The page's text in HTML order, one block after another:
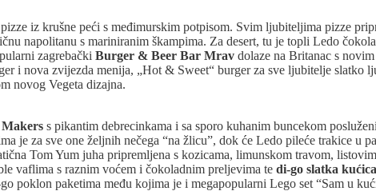
iz krušne peći s međimurskim potpisom. Svim ljubiteljima pizze
napolitanu s mariniranim škampima. Za desert, tu je topli Ledo
zagrebački Burger & Beer Bar Mrav dolaze na Britanac s
i nova zvijezda menija, „Hot & Sweet“ burger za sve ljubitelje
novog Vegeta dizajna.
s pikantim debrecinkama i sa sporo kuhanim buncekom
je za sve one željnih nečega “na žlicu”, dok će Ledo pileće trakice u
Tom Yum juha pripremljena s kozicama, limunskom travom,
vaflima s raznim voćem i čokoladnim preljevima te di-go slatka kućica
poklon paketima među kojima je i megapopularni Lego set “Sam u